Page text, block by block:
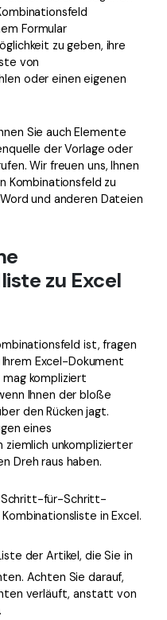
Formular
zu geben, ihre
von
oder einen eigenen
Sie auch Elemente
der Vorlage oder
Wir freuen uns, Ihnen
Kombinationsfeld zu
und anderen Dateien
zu Excel
ist, fragen
Excel-Dokument
mag kompliziert
Ihnen der bloße
den Rücken jagt.
eines
ziemlich unkomplizierter
Dreh raus haben.
Schritt-für-Schritt-
in Excel.
der Artikel, die Sie in
Achten Sie darauf,
verläuft, anstatt von